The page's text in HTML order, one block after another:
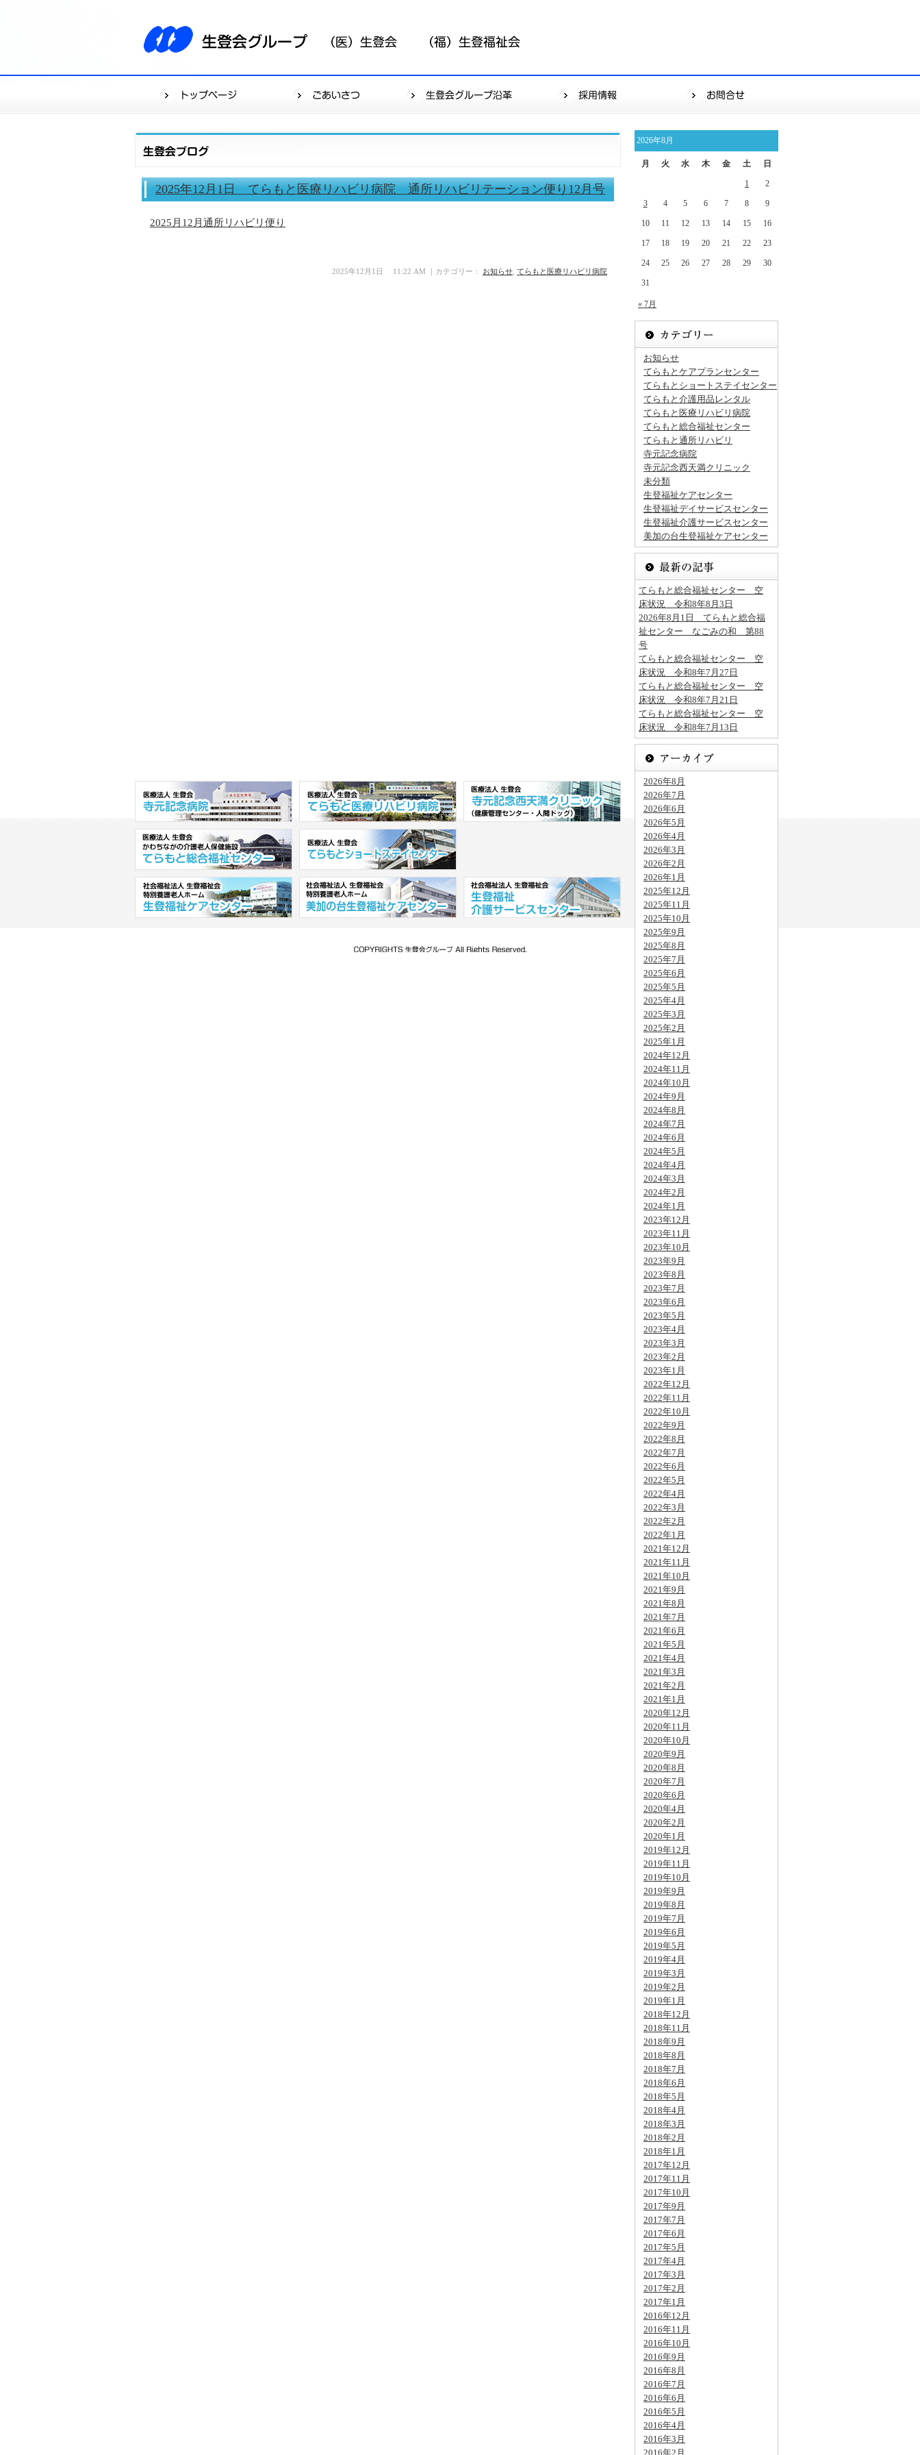
2025年12月1日 てらもと医療リハビリ病院 通所リハビリテーション便り12月号
2025月12月通所リハビリ便り
2025年12月1日 11:22 AM ｜カテゴリー： お知らせ てらもと医療リハビリ病院
2026年8月
月 火 水 木 金 土 日
« 7月
1 2
3 4 5 6 7 8 9
10 11 12 13 14 15 16
17 18 19 20 21 22 23
24 25 26 27 28 29 30
31
お知らせ
てらもとケアプランセンター
てらもとショートステイセンター
てらもと介護用品レンタル
てらもと医療リハビリ病院
てらもと総合福祉センター
てらもと通所リハビリ
寺元記念病院
寺元記念西天満クリニック
未分類
生登福祉ケアセンター
生登福祉デイサービスセンター
生登福祉介護サービスセンター
美加の台生登福祉ケアセンター
てらもと総合福祉センター 空
床状況 令和8年8月3日
2026年8月1日 てらもと総合福
祉センター なごみの和 第88
号
てらもと総合福祉センター 空
床状況 令和8年7月27日
てらもと総合福祉センター 空
床状況 令和8年7月21日
てらもと総合福祉センター 空
床状況 令和8年7月13日
2026年8月
2026年7月
2026年6月
2026年5月
2026年4月
2026年3月
2026年2月
2026年1月
2025年12月
2025年11月
2025年10月
2025年9月
2025年8月
2025年7月
2025年6月
2025年5月
2025年4月
2025年3月
2025年2月
2025年1月
2024年12月
2024年11月
2024年10月
2024年9月
2024年8月
2024年7月
2024年6月
2024年5月
2024年4月
2024年3月
2024年2月
2024年1月
2023年12月
2023年11月
2023年10月
2023年9月
2023年8月
2023年7月
2023年6月
2023年5月
2023年4月
2023年3月
2023年2月
2023年1月
2022年12月
2022年11月
2022年10月
2022年9月
2022年8月
2022年7月
2022年6月
2022年5月
2022年4月
2022年3月
2022年2月
2022年1月
2021年12月
2021年11月
2021年10月
2021年9月
2021年8月
2021年7月
2021年6月
2021年5月
2021年4月
2021年3月
2021年2月
2021年1月
2020年12月
2020年11月
2020年10月
2020年9月
2020年8月
2020年7月
2020年6月
2020年4月
2020年2月
2020年1月
2019年12月
2019年11月
2019年10月
2019年9月
2019年8月
2019年7月
2019年6月
2019年5月
2019年4月
2019年3月
2019年2月
2019年1月
2018年12月
2018年11月
2018年9月
2018年8月
2018年7月
2018年6月
2018年5月
2018年4月
2018年3月
2018年2月
2018年1月
2017年12月
2017年11月
2017年10月
2017年9月
2017年7月
2017年6月
2017年5月
2017年4月
2017年3月
2017年2月
2017年1月
2016年12月
2016年11月
2016年10月
2016年9月
2016年8月
2016年7月
2016年6月
2016年5月
2016年4月
2016年3月
2016年2月